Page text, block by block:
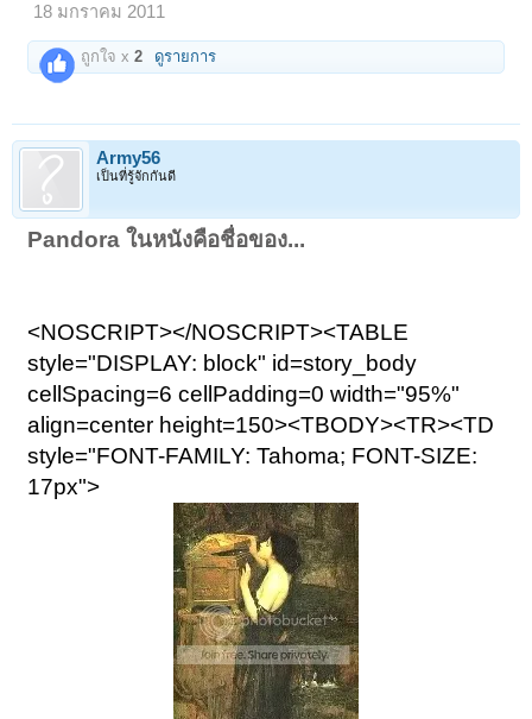
18 มกราคม 2011
ถูกใจ x2 ดูรายการ
Army56
เป็นที่รู้จักกันดี
Pandora ในหนังคือชื่อของ...
<NOSCRIPT></NOSCRIPT><TABLE
style="DISPLAY: block" id=story_body
cellSpacing=6 cellPadding=0 width="95%"
align=center height=150><TBODY><TR><TD
style="FONT-FAMILY: Tahoma; FONT-SIZE:
17px">